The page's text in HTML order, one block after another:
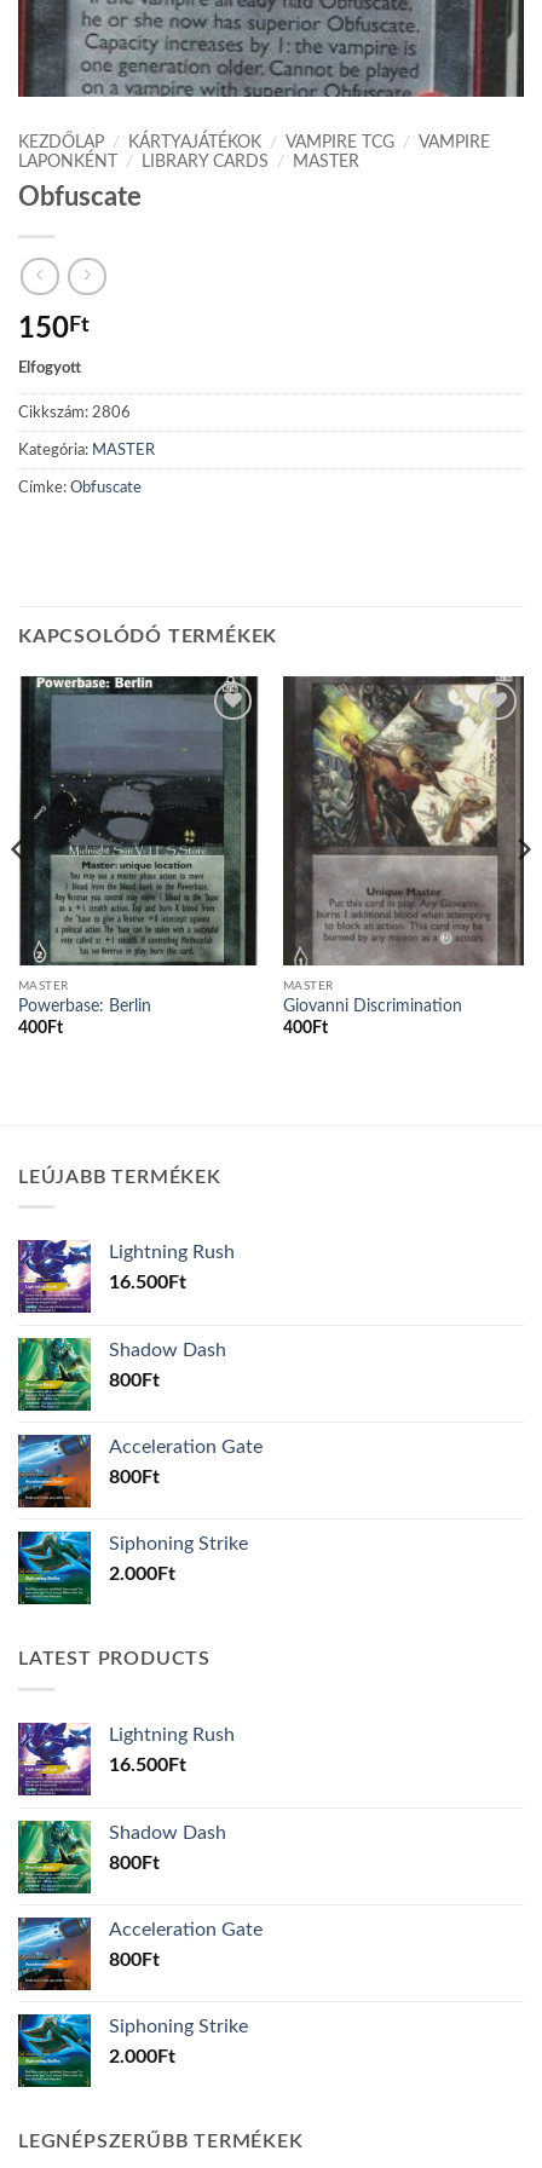
KEZDŐLAP / KÁRTYAJÁTÉKOK / VAMPIRE TCG /
VAMPIRE
LAPONKÉNT
/ LIBRARY CARDS / MASTER
Obfuscate
150Ft
Elfogyott
Cikkszám: 2806
Kategória: MASTER
Címke: Obfuscate
KAPCSOLÓDÓ TERMÉKEK
Add to
wishlist
MASTER
Powerbase: Berlin
400Ft
Add to
wishlist
MASTER
Giovanni Discrimination
400Ft
LEÚJABB TERMÉKEK
Lightning Rush
16.500Ft
Shadow Dash
800Ft
Acceleration Gate
800Ft
Siphoning Strike
2.000Ft
LATEST PRODUCTS
Lightning Rush
16.500Ft
Shadow Dash
800Ft
Acceleration Gate
800Ft
Siphoning Strike
2.000Ft
LEGNÉPSZERŰBB TERMÉKEK